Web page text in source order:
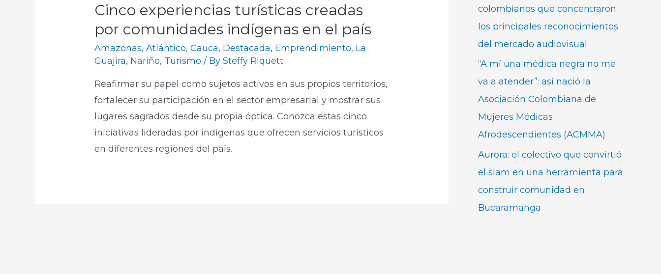
Cinco experiencias turísticas creadas
por comunidades indígenas en el país
Amazonas,Atlántico,Cauca, Destacada, Emprendimiento, La
Guajira, Nariño, Turismo / BySteffy Riquett
Reafirmar su papel como sujetos activos en sus propios territorios,
fortalecer su participación en el sector empresarial y mostrar sus
lugares sagrados desde su propia óptica. Conozca estas cinco
iniciativas lideradas por indígenas que ofrecen servicios turísticos
en diferentes regiones del país.​
colombianos que concentraron
los principales reconocimientos
del mercado audiovisual
“A mí una médica negra no me
va a atender”: así nació la
Asociación Colombiana de
Mujeres Médicas
Afrodescendientes (ACMMA)
Aurora: el colectivo que convirtió
el slam en una herramienta para
construir comunidad en
Bucaramanga